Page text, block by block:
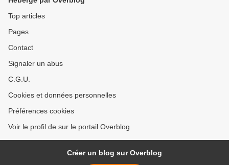
Top articles
Pages
Contact
Signaler un abus
C.G.U.
Cookies et données personnelles
Préférences cookies
Voir le profil de sur le portail Overblog
Créer un blog sur Overblog